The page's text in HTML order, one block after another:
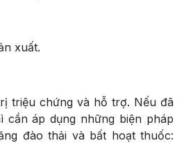
xuất.
triệu chứng và hỗ trợ. Nếu đã
cần áp dụng những biện pháp
đào thải và bất hoạt thuốc: